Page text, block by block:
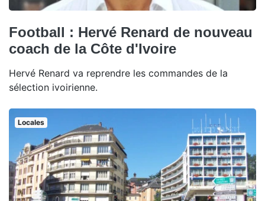
Football : Hervé Renard de nouveau
coach de la Côte d'Ivoire
Hervé Renard va reprendre les commandes de la
sélection ivoirienne.
Locales